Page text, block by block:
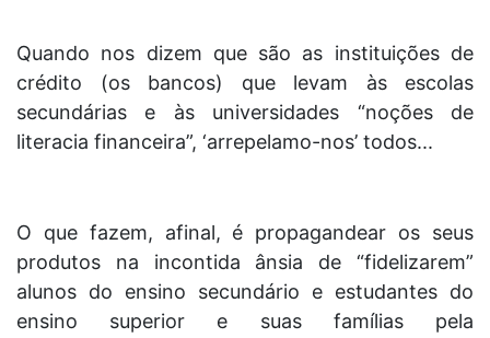
Quando nos dizem que são as instituições de
crédito (os bancos) que levam às escolas
secundárias e às universidades “noções de
literacia financeira”, ‘arrepelamo-nos’ todos...
O que fazem, afinal, é propagandear os seus
produtos na incontida ânsia de “fidelizarem”
alunos do ensino secundário e estudantes do
ensino superior e suas famílias pela